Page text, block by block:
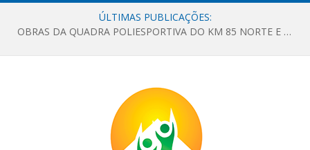
ÚLTIMAS PUBLICAÇÕES:
OBRAS DA QUADRA POLIESPORTIVA DO KM 85 NORTE E DA ESCOLA GASPAR VIANA AVANÇAM